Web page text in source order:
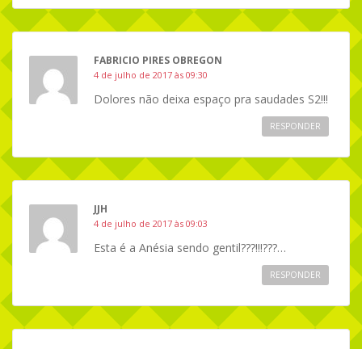
FABRICIO PIRES OBREGON
4 de julho de 2017 às 09:30
Dolores não deixa espaço pra saudades S2!!!
RESPONDER
JJH
4 de julho de 2017 às 09:03
Esta é a Anésia sendo gentil???!!!???…
RESPONDER